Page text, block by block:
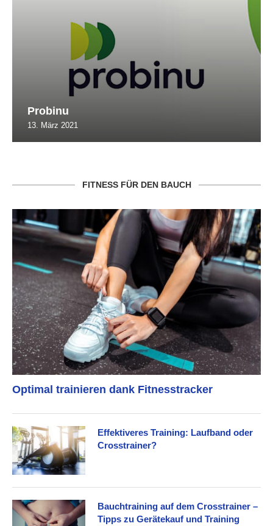
Probinu
13. März 2021
FITNESS FÜR DEN BAUCH
Optimal trainieren dank Fitnesstracker
Effektiveres Training: Laufband oder
Crosstrainer?
Bauchtraining auf dem Crosstrainer –
Tipps zu Gerätekauf und Training